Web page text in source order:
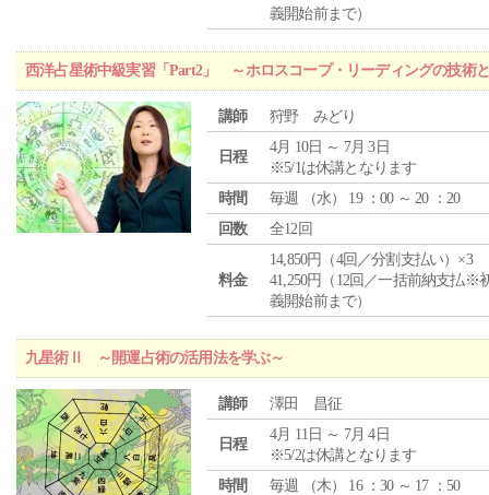
義開始前まで）
西洋占星術中級実習「Part2」 ～ホロスコープ・リーディングの技術
講師 狩野 みどり
日程
4月 10日 ～ 7月 3日
※5/1は休講となります
時間
毎週 （水） 19 ：00 ～ 20 ：20
回数
全12回
料金
14,850円（4回／分割支払い）×3
41,250円（12回／一括前納支払※
義開始前まで）
九星術Ⅱ ～開運占術の活用法を学ぶ～
講師 澤田 昌征
日程
4月 11日 ～ 7月 4日
※5/2は休講となります
時間
毎週 （木） 16 ：30 ～ 17 ：50